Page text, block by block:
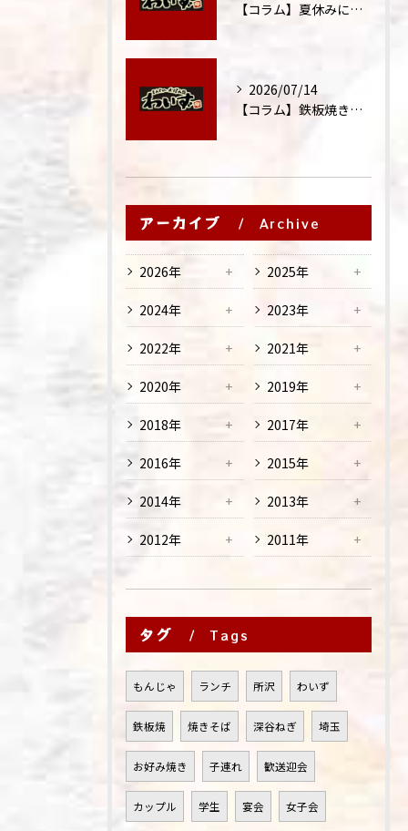
【コラム】夏休みに家族外食が増える理由
2026/07/14
【コラム】鉄板焼きが"コミュニケーション飯"と呼ばれる理由
アーカイブ Archive
2026年 2025年
2024年 2023年
2022年 2021年
2020年 2019年
2018年 2017年
2016年 2015年
2014年 2013年
2012年 2011年
タグ Tags
もんじゃ ランチ 所沢 わいず
鉄板焼 焼きそば 深谷ねぎ 埼玉
お好み焼き 子連れ 歓送迎会
カップル 学生 宴会 女子会